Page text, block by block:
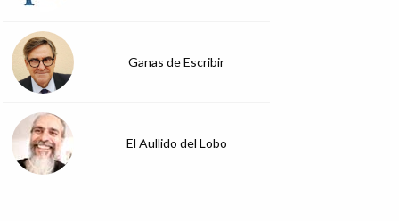
Ganas de Escribir
El Aullido del Lobo